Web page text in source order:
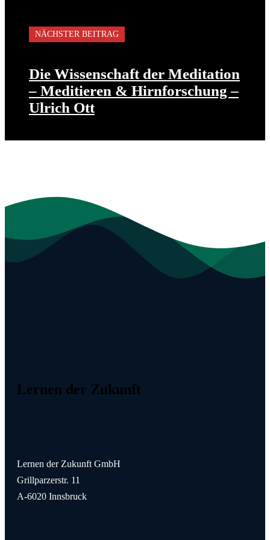
NÄCHSTER BEITRAG
Die Wissenschaft der Meditation
– Meditieren & Hirnforschung –
Ulrich Ott
Lernen der Zukunft
Lernen der Zukunft GmbH
Grillparzerstr. 11
A-6020 Innsbruck